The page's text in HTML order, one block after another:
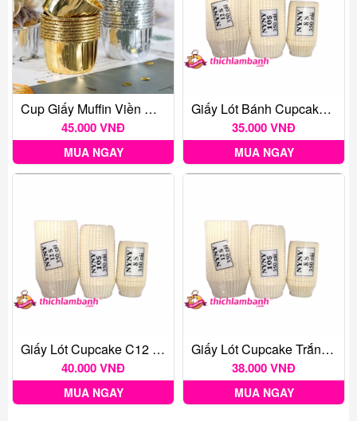
Cup Giấy Muffin Viền Nhũ Vàng (50c)
45.000 VNĐ
MUA NGAY
Giấy Lót Bánh Cupcake C8 Trắng (350 Cái)
35.000 VNĐ
MUA NGAY
Giấy Lót Cupcake C12 ĐẠI 350 - Giấy Lót Bánh Bánh Bao
40.000 VNĐ
MUA NGAY
Giấy Lót Cupcake Trắng Trơn C10 - Cây 350 Tờ
38.000 VNĐ
MUA NGAY